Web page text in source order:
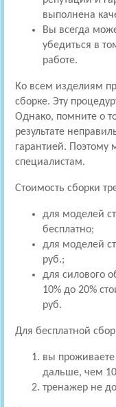
выполнена
Вы всегда
убедиться в
работе.
Ко всем изделиям
сборке. Эту
Однако, помните о
результате
гарантией. Поэтому
специалистам.
Стоимость сборки
для моделей
бесплатно;
для моделей
руб.;
для силового
10% до 20%
руб.
Для бесплатной
вы
дальше, чем
тренажер не